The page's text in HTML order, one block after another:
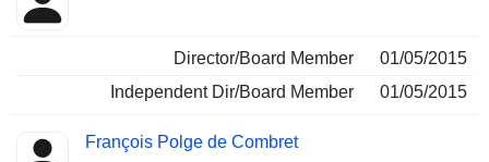
Director/Board Member
01/05/2015
Independent Dir/Board Member
01/05/2015
François Polge de Combret